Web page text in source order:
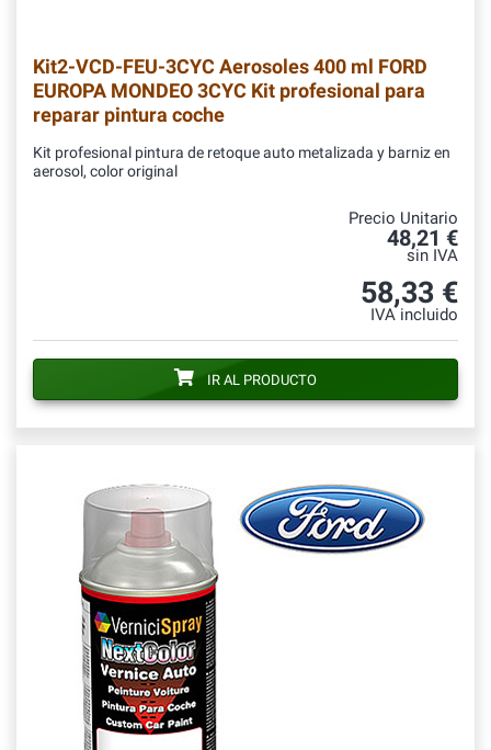
Kit2-VCD-FEU-3CYC Aerosoles 400 ml FORD
EUROPA MONDEO 3CYC Kit profesional para
reparar pintura coche
Kit profesional pintura de retoque auto metalizada y barniz en
aerosol, color original
Precio Unitario
48,21 €
sin IVA
58,33 €
IVA incluido
IR AL PRODUCTO